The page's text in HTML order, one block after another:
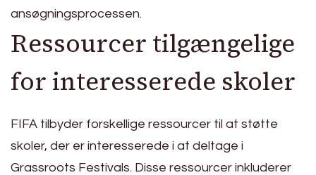
ansøgningsprocessen.
Ressourcer tilgængelige
for interesserede skoler
FIFA tilbyder forskellige ressourcer til at støtte
skoler, der er interesserede i at deltage i
Grassroots Festivals. Disse ressourcer inkluderer